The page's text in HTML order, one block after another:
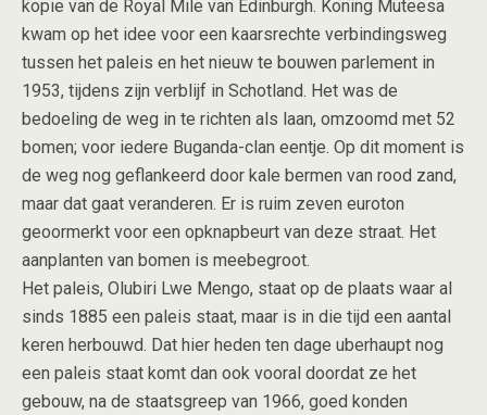
kopie van de Royal Mile van Edinburgh. Koning Muteesa
kwam op het idee voor een kaarsrechte verbindingsweg
tussen het paleis en het nieuw te bouwen parlement in
1953, tijdens zijn verblijf in Schotland. Het was de
bedoeling de weg in te richten als laan, omzoomd met 52
bomen; voor iedere Buganda-clan eentje. Op dit moment is
de weg nog geflankeerd door kale bermen van rood zand,
maar dat gaat veranderen. Er is ruim zeven euroton
geoormerkt voor een opknapbeurt van deze straat. Het
aanplanten van bomen is meebegroot.
Het paleis, Olubiri Lwe Mengo, staat op de plaats waar al
sinds 1885 een paleis staat, maar is in die tijd een aantal
keren herbouwd. Dat hier heden ten dage uberhaupt nog
een paleis staat komt dan ook vooral doordat ze het
gebouw, na de staatsgreep van 1966, goed konden